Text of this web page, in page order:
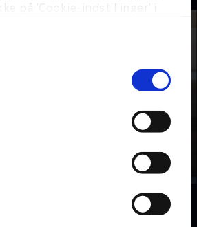
på ’Cookie-indstillinger’ i
hvor vi følger den